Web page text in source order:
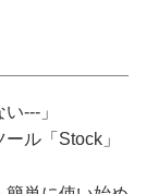
---」
ル「Stock」